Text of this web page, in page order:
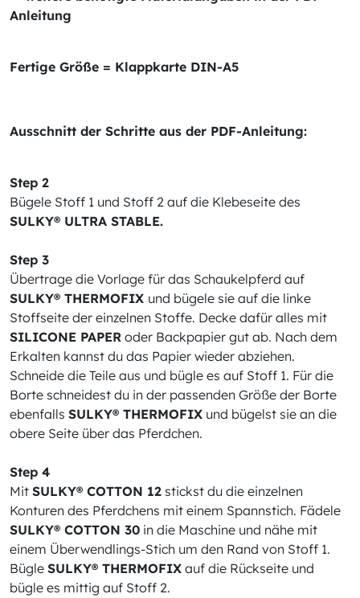
Anleitung
Fertige Größe = Klappkarte DIN-A5
Ausschnitt der Schritte aus der PDF-Anleitung:
Step 2
Bügele Stoff 1 und Stoff 2 auf die Klebeseite des
SULKY® ULTRA STABLE.
Step 3
Übertrage die Vorlage für das Schaukelpferd auf
SULKY® THERMOFIX und bügele sie auf die linke
Stoffseite der einzelnen Stoffe. Decke dafür alles mit
SILICONE PAPER oder Backpapier gut ab. Nach dem
Erkalten kannst du das Papier wieder abziehen.
Schneide die Teile aus und bügle es auf Stoff 1. Für die
Borte schneidest du in der passenden Größe der Borte
ebenfalls SULKY® THERMOFIX und bügelst sie an die
obere Seite über das Pferdchen.
Step 4
Mit SULKY® COTTON 12 stickst du die einzelnen
Konturen des Pferdchens mit einem Spannstich. Fädele
SULKY® COTTON 30 in die Maschine und nähe mit
einem Überwendlings-Stich um den Rand von Stoff 1.
Bügle SULKY® THERMOFIX auf die Rückseite und
bügle es mittig auf Stoff 2.